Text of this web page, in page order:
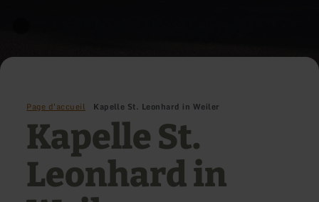
Page d'accueil Kapelle St. Leonhard in Weiler
Kapelle St.
Leonhard in